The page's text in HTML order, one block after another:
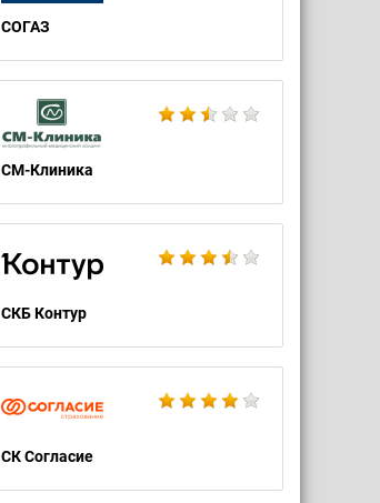
СОГАЗ
СМ-Клиника
СКБ Контур
СК Согласие